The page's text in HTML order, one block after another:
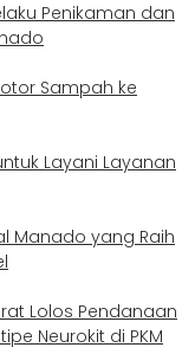
Penikaman dan
Sampah ke
Layani Layanan
Manado yang Raih
Lolos Pendanaan
Neurokit di PKM